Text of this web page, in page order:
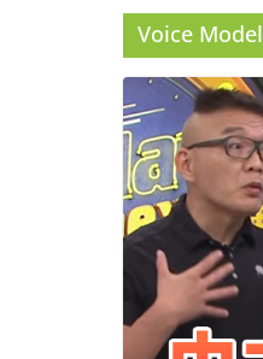
Voice Model